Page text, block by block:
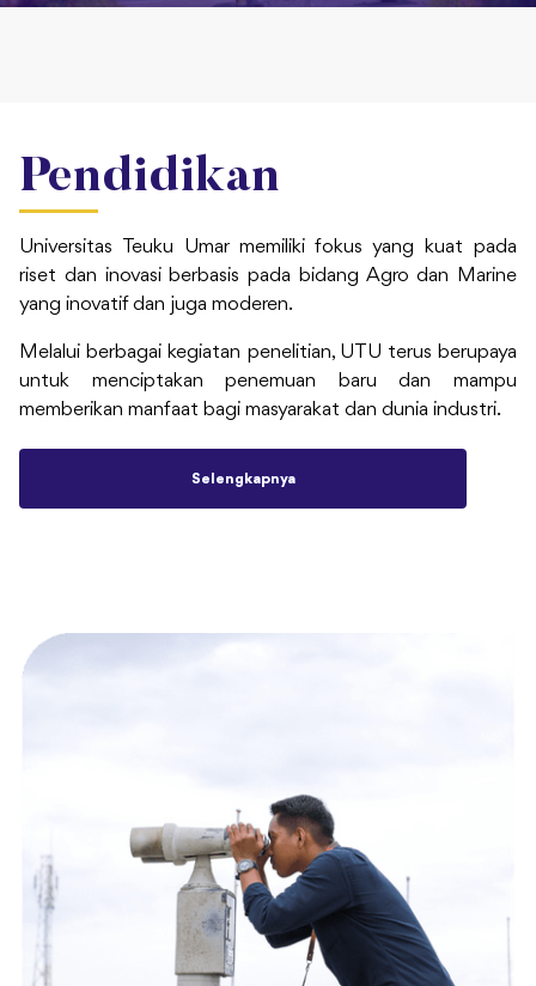
Pendidikan
Universitas Teuku Umar memiliki fokus yang kuat pada
riset dan inovasi berbasis pada bidang Agro dan Marine
yang inovatif dan juga moderen.
Melalui berbagai kegiatan penelitian, UTU terus berupaya
untuk menciptakan penemuan baru dan mampu
memberikan manfaat bagi masyarakat dan dunia industri.
Selengkapnya